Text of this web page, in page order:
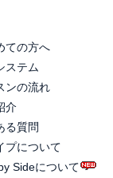
ての方へ
ステム
ンの流れ
介
る質問
プについて
Sideについて